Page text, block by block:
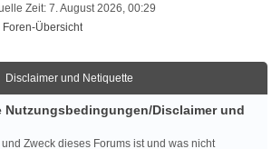
Zeit: 7. August 2026, 00:29
Foren-Übersicht
Disclaimer und Netiquette
Nutzungsbedingungen/Disclaimer und
Zweck dieses Forums ist und was nicht